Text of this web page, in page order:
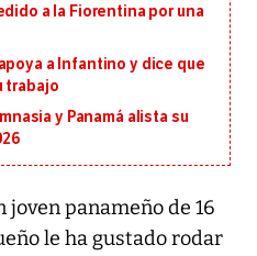
a la Fiorentina por una
a Infantino y dice que
trabajo
y Panamá alista su
panameño de 16
le ha gustado rodar